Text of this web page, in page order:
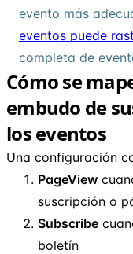
evento más
eventos puede
completa de
Cómo se
embudo de
los eventos
Una configuración
PageView
suscripción o
Subscribe
boletín